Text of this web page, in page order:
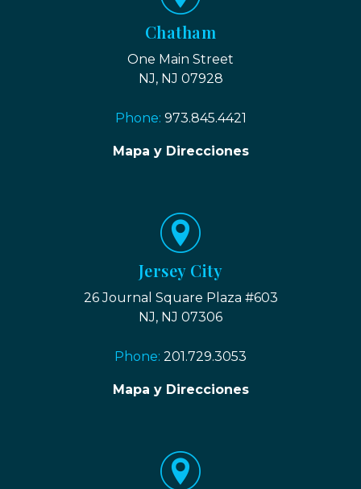
Chatham
One Main Street
NJ, NJ 07928
Phone: 973.845.4421
Mapa y Direcciones
Jersey City
26 Journal Square Plaza #603
NJ, NJ 07306
Phone: 201.729.3053
Mapa y Direcciones